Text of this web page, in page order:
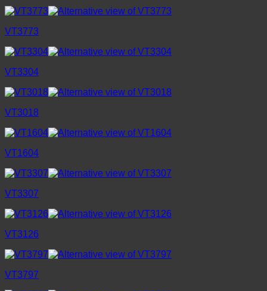
VT3773
VT3304
VT3018
VT1604
VT3307
VT3126
VT3797